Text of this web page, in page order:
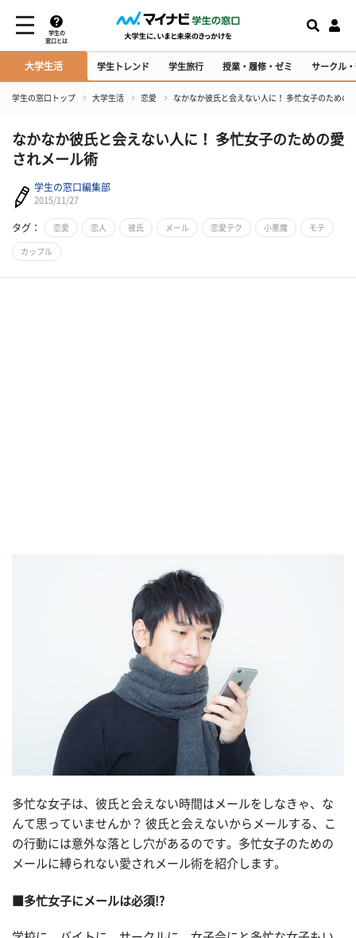
学生の
窓口とは
大学生活 学生トレンド 学生旅行 授業・履修・ゼミ サークル
学生の窓口トップ 大学生活 恋愛 なかなか彼氏と会えない人に！ 多忙女子のための
なかなか彼氏と会えない人に！ 多忙女子のための愛
されメール術
学生の窓口編集部
2015/11/27
タグ： 恋愛 恋人 彼氏 メール 恋愛テク 小悪魔 モテ
カップル
多忙な女子は、彼氏と会えない時間はメールをしなきゃ、な
んて思っていませんか？ 彼氏と会えないからメールする、こ
の行動には意外な落とし穴があるのです。多忙女子のための
メールに縛られない愛されメール術を紹介します。
■多忙女子にメールは必須!?